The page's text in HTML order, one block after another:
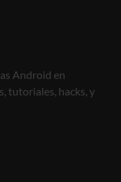
Android en
tutoriales, hacks, y